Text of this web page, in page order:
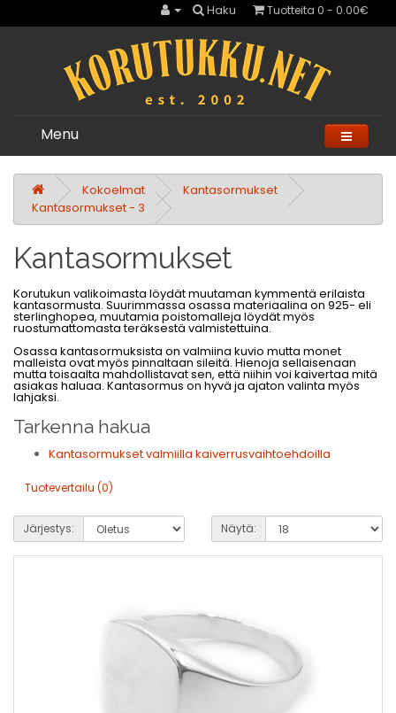
Haku Tuotteita 0 - 0.00€
Menu
Kokoelmat
Kantasormukset
Kantasormukset - 3
Kantasormukset
Korutukun valikoimasta löydät muutaman kymmentä erilaista
kantasormusta. Suurimmassa osassa materiaalina on 925- eli
sterlinghopea, muutamia poistomalleja löydät myös
ruostumattomasta teräksestä valmistettuina.
Osassa kantasormuksista on valmiina kuvio mutta monet
malleista ovat myös pinnaltaan sileitä. Hienoja sellaisenaan
mutta toisaalta mahdollistavat sen, että niihin voi kaivertaa mitä
asiakas haluaa. Kantasormus on hyvä ja ajaton valinta myös
lahjaksi.
Tarkenna hakua
Kantasormukset valmiilla kaiverrusvaihtoehdoilla
Tuotevertailu (0)
Järjestys: Näytä: